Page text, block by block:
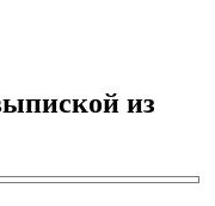
из